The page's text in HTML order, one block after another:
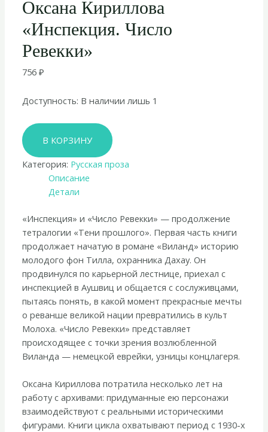
Оксана Кириллова
«Инспекция. Число
Ревекки»
756₽
Доступность: В наличии лишь 1
Количество
товара
Оксана
Кириллова
«Инспекция.
В КОРЗИНУ
Категория: Русская проза
Описание
Детали
«Инспекция» и «Число Ревекки» — продолжение
тетралогии «Тени прошлого». Первая часть книги
продолжает начатую в романе «Виланд» историю
молодого фон Тилла, охранника Дахау. Он
продвинулся по карьерной лестнице, приехал с
инспекцией в Аушвиц и общается с сослуживцами,
пытаясь понять, в какой момент прекрасные мечты
о реванше великой нации превратились в культ
Молоха. «Число Ревекки» представляет
происходящее с точки зрения возлюбленной
Виланда — немецкой еврейки, узницы концлагеря.
Оксана Кириллова потратила несколько лет на
работу с архивами: придуманные ею персонажи
взаимодействуют с реальными историческими
фигурами. Книги цикла охватывают период с 1930-х